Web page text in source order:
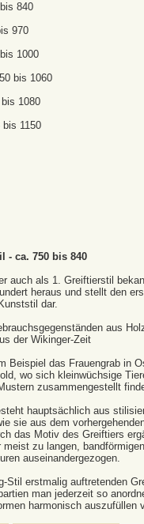
840
970
1000
bis 1060
1080
1150
- ca. 750 bis 840
auch als 1. Greiftierstil
heraus und stellt den
dar.
aus
der Wikinger-Zeit
Beispiel das Frauengrab in
wo sich kleinwüchsige
zusammengestellt
hauptsächlich aus
sie aus dem
das Motiv des Greiftiers
meist zu langen,
auseinandergezogen.
Stil erstmalig auftretenden
man jederzeit so
harmonisch auszufüllen